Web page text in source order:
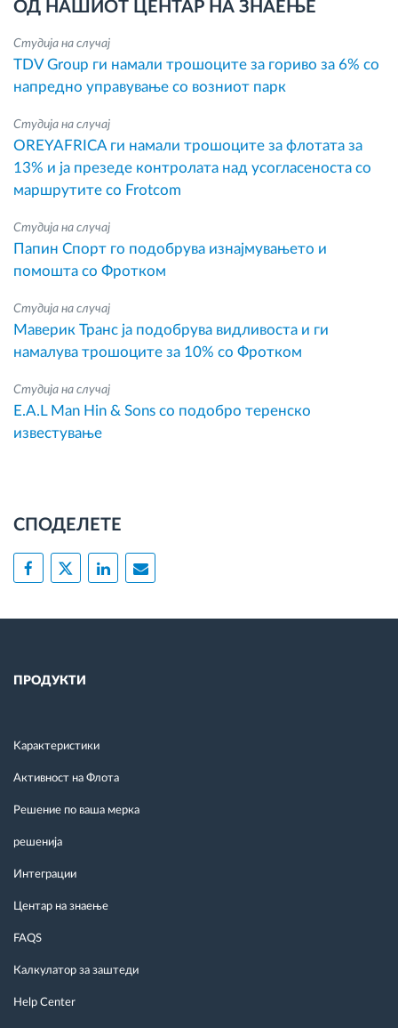
ОД НАШИОТ ЦЕНТАР НА ЗНАЕЊЕ
Студија на случај
TDV Group ги намали трошоците за гориво за 6% со
напредно управување со возниот парк
Студија на случај
OREYAFRICA ги намали трошоците за флотата за
13% и ја презеде контролата над усогласеноста со
маршрутите со Frotcom
Студија на случај
Папин Спорт го подобрува изнајмувањето и
помошта со Фротком
Студија на случај
Маверик Транс ја подобрува видливоста и ги
намалува трошоците за 10% со Фротком
Студија на случај
E.A.L Man Hin & Sons со подобро теренско
известување
СПОДЕЛЕТЕ
ПРОДУКТИ
Kарактеристики
Активност на Флота
Решение по ваша мерка
решенија
Интеграции
Центар на знаење
FAQS
Калкулатор за заштеди
Help Center